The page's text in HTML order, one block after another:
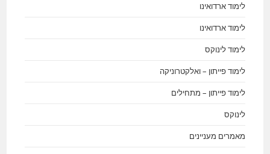
לימוד ארדואינו
לימוד ארדואינו
לימוד לינוקס
לימוד פייתון – ואלקטרוניקה
לימוד פייתון – מתחילים
לינוקס
מאמרים מעניינים